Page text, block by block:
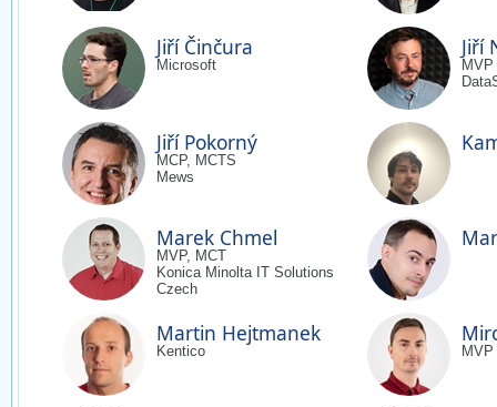
Jiří Činčura
Microsoft
Jiří
MVP
Jiří Pokorný
MCP, MCTS
Mews
Marek Chmel
MVP, MCT
Konica Minolta IT Solutions
Czech
Martin Hejtmanek
Kentico MVP